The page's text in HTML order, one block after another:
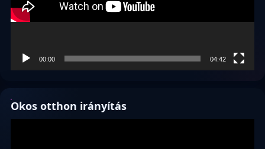
00:00 04:42
Okos otthon irányítás